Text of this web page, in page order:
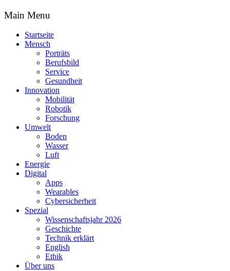
Main Menu
Startseite
Mensch
Porträts
Berufsbild
Service
Gesundheit
Innovation
Mobilität
Robotik
Forschung
Umwelt
Boden
Wasser
Luft
Energie
Digital
Apps
Wearables
Cybersicherheit
Spezial
Wissenschaftsjahr 2026
Geschichte
Technik erklärt
English
Ethik
Über uns